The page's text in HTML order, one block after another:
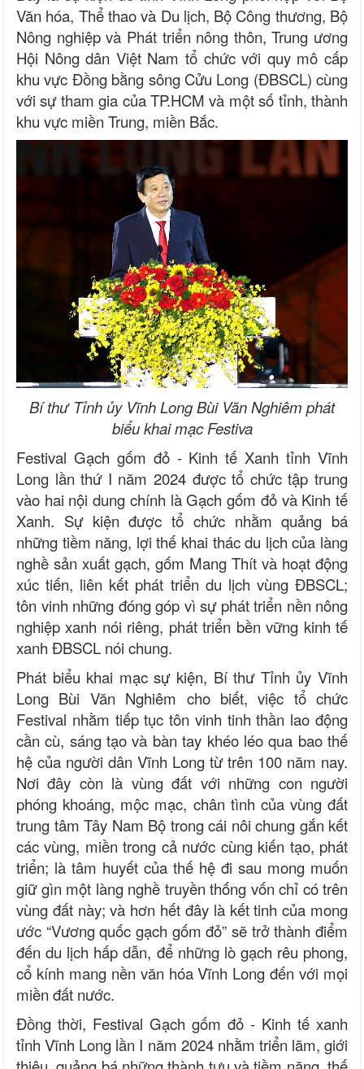
Văn hóa, Thể thao và Du lịch, Bộ Công thương, Bộ
Nông nghiệp và Phát triển nông thôn, Trung ương
Hội Nông dân Việt Nam tổ chức với quy mô cấp
khu vực Đồng bằng sông Cửu Long (ĐBSCL) cùng
với sự tham gia của TP.HCM và một số tỉnh, thành
khu vực miền Trung, miền Bắc.
Bí thư Tỉnh ủy Vĩnh Long Bùi Văn Nghiêm phát
biểu khai mạc Festiva
Festival Gạch gốm đỏ - Kinh tế Xanh tỉnh Vĩnh
Long lần thứ I năm 2024 được tổ chức tập trung
vào hai nội dung chính là Gạch gốm đỏ và Kinh tế
Xanh. Sự kiện được tổ chức nhằm quảng bá
những tiềm năng, lợi thế khai thác du lịch của làng
nghề sản xuất gạch, gốm Mang Thít và hoạt động
xúc tiến, liên kết phát triển du lịch vùng ĐBSCL;
tôn vinh những đóng góp vì sự phát triển nền nông
nghiệp xanh nói riêng, phát triển bền vững kinh tế
xanh ĐBSCL nói chung.
Phát biểu khai mạc sự kiện, Bí thư Tỉnh ủy Vĩnh
Long Bùi Văn Nghiêm cho biết, việc tổ chức
Festival nhằm tiếp tục tôn vinh tinh thần lao động
cần cù, sáng tạo và bàn tay khéo léo qua bao thế
hệ của người dân Vĩnh Long từ trên 100 năm nay.
Nơi đây còn là vùng đất với những con người
phóng khoáng, mộc mạc, chân tình của vùng đất
trung tâm Tây Nam Bộ trong cái nôi chung gắn kết
các vùng, miền trong cả nước cùng kiến tạo, phát
triển; là tâm huyết của thế hệ đi sau mong muốn
giữ gìn một làng nghề truyền thống vốn chỉ có trên
vùng đất này; và hơn hết đây là kết tinh của mong
ước “Vương quốc gạch gốm đỏ” sẽ trở thành điểm
đến du lịch hấp dẫn, để những lò gạch rêu phong,
cổ kính mang nền văn hóa Vĩnh Long đến với mọi
miền đất nước.
Đồng thời, Festival Gạch gốm đỏ - Kinh tế xanh
tỉnh Vĩnh Long lần I năm 2024 nhằm triển lãm, giới